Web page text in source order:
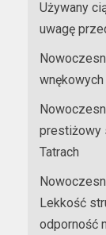
Używany
uwagę
prestiżowy
Tatrach
Lekkość
odporność